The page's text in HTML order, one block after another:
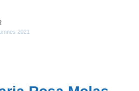
2021